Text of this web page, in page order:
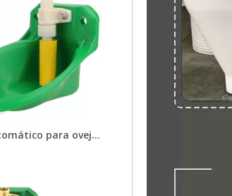
Bebedero automático para ovejas, bebedero de plástico para caballos, herramienta de alimentación de agua para animales de granja y vacas